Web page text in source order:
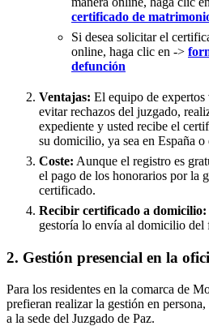
certificado de
Si desea solicitar el
online, haga clic en ->
defunción
Ventajas: El equipo de
evitar rechazos del juzgado,
expediente y usted recibe el
su domicilio, ya sea en España o
Coste: Aunque el registro es
el pago de los honorarios por la
certificado.
Recibir certificado a domicilio:
gestoría lo envía al domicilio del
2. Gestión presencial en la
Para los residentes en la comarca de
prefieran realizar la gestión en
a la sede del Juzgado de Paz.